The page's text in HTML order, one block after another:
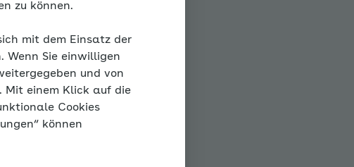
und heute
zu können.
mit dem Einsatz der
Wenn Sie einwilligen
und von
Mit einem Klick auf die
Cookies
können